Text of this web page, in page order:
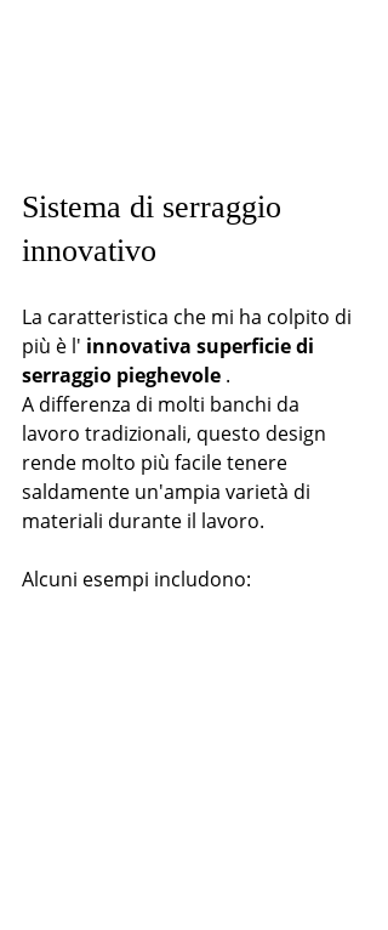
Sistema di serraggio
innovativo
La caratteristica che mi ha colpito di
più è l' innovativa superficie di
serraggio pieghevole .
A differenza di molti banchi da
lavoro tradizionali, questo design
rende molto più facile tenere
saldamente un'ampia varietà di
materiali durante il lavoro.
Alcuni esempi includono: